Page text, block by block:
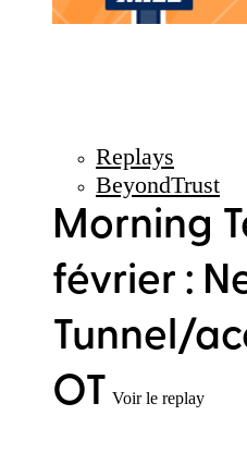
Replays
BeyondTrust
Morning
février :
Tunnel/
OT Voir le replay